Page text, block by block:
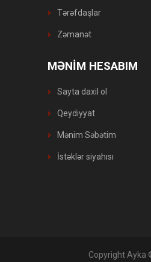
Tərəfdaşlar
Zəmanət
MƏNİM HESABIM
Sayta daxil ol
Qeydiyyat
Mənim Səbətim
İstəklər siyahısı
Copyright Ayka